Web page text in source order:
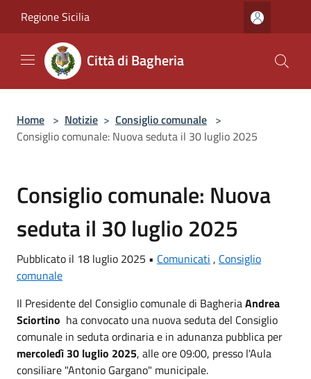
Regione Sicilia
Città di Bagheria
Home > Notizie > Consiglio comunale >
Consiglio comunale: Nuova seduta il 30 luglio 2025
Consiglio comunale: Nuova
seduta il 30 luglio 2025
Pubblicato il 18 luglio 2025 • Comunicati , Consiglio
comunale
Il Presidente del Consiglio comunale di BagheriaAndrea
Sciortino ha convocato una nuova seduta del Consiglio
comunale in seduta ordinaria e in adunanza pubblica per
mercoledì 30 luglio 2025, alle ore 09:00, presso l'Aula
consiliare "Antonio Gargano" municipale.